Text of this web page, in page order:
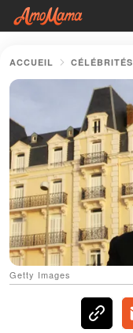
ACCUEIL CÉLÉBRITÉS
Getty Images